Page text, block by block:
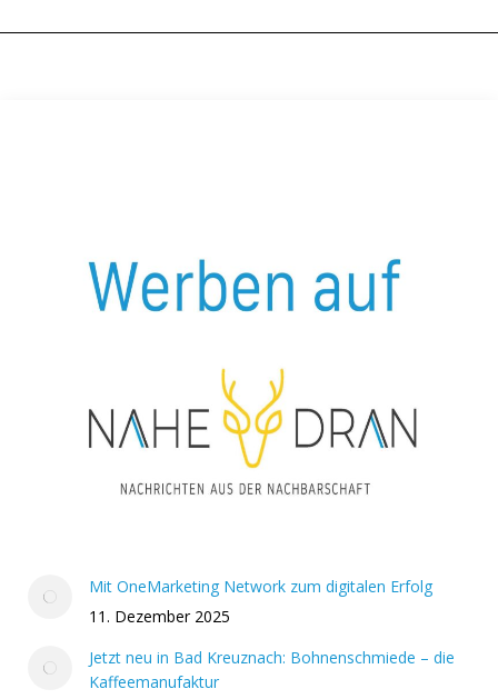
Mit OneMarketing Network zum digitalen Erfolg
11. Dezember 2025
Jetzt neu in Bad Kreuznach: Bohnenschmiede – die
Kaffeemanufaktur